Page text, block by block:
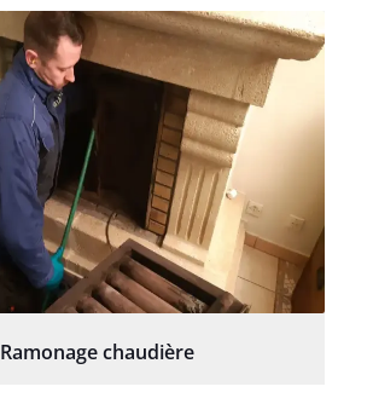
Ramonage chaudière